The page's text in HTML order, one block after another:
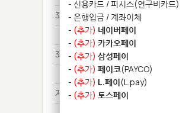
3d***********
3d***********
3d************
3d************
재질********
- 신용카드 / 피시스(연구비카드)
- 은행입금 / 계좌이체
- (추가) 네이버페이
- (추가) 카카오페이
- (추가) 삼성페이
- (추가) 페이코(PAYCO)
- (추가) L.페이(L.pay)
- (추가) 토스페이